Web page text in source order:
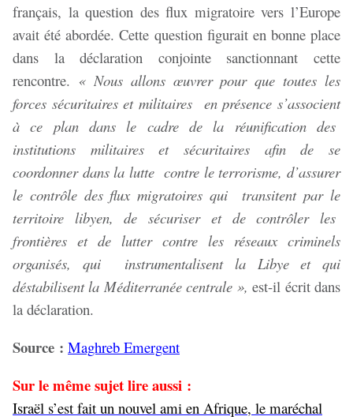
français, la question des flux migratoire vers l’Europe
avait été abordée. Cette question figurait en bonne place
dans la déclaration conjointe sanctionnant cette
rencontre. « Nous allons œuvrer pour que toutes les
forces sécuritaires et militaires en présence s’associent
à ce plan dans le cadre de la réunification des
institutions militaires et sécuritaires afin de se
coordonner dans la lutte contre le terrorisme, d’assurer
le contrôle des flux migratoires qui transitent par le
territoire libyen, de sécuriser et de contrôler les
frontières et de lutter contre les réseaux criminels
organisés, qui instrumentalisent la Libye et qui
déstabilisent la Méditerranée centrale », est-il écrit dans
la déclaration.
Source : Maghreb Emergent
Sur le même sujet lire aussi :
Israël s’est fait un nouvel ami en Afrique, le maréchal